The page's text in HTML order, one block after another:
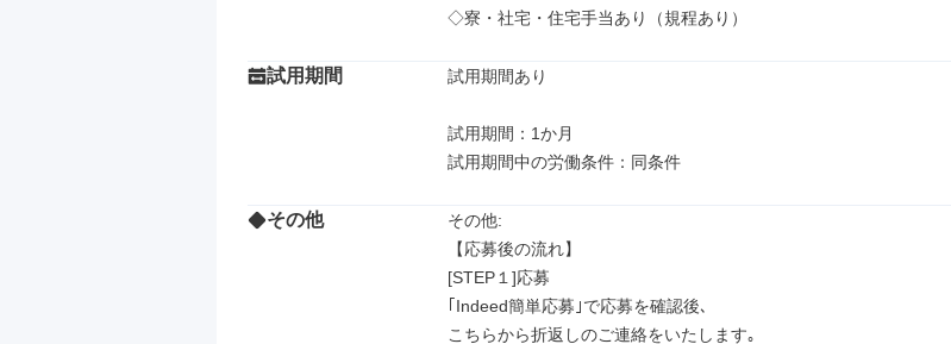
◇寮・社宅・住宅手当あり（規程あり）
試用期間 試用期間あり
試用期間：1か月
試用期間中の労働条件：同条件
その他
その他:
【応募後の流れ】
[STEP１]応募
｢Indeed簡単応募｣で応募を確認後､
こちらから折返しのご連絡をいたします｡